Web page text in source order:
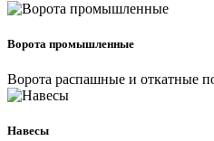
Ворота промышленные
Ворота распашные и откатные
Навесы